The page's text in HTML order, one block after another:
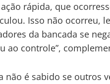
rápida, que
Isso não ocorreu,
da bancada se
ao controle”,
não é sabido se outros